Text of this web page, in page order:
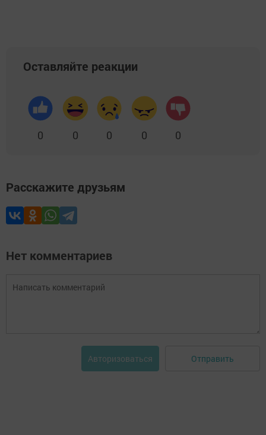
Оставляйте реакции
0 0 0 0 0
Расскажите друзьям
Нет комментариев
Авторизоваться Отправить